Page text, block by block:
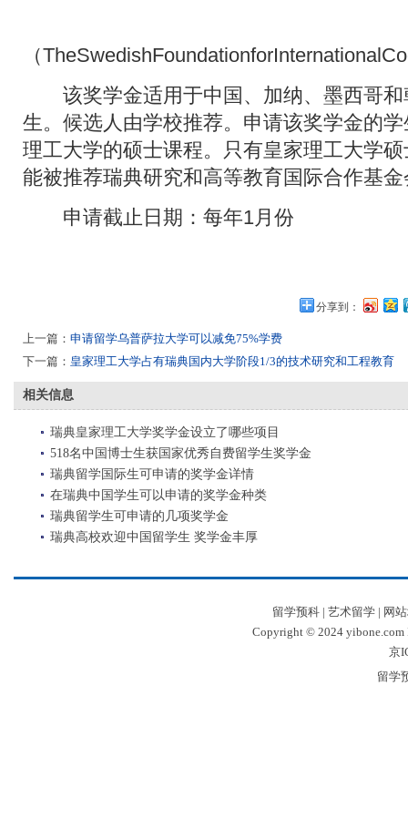
（
该奖学金适用于中国、加纳、墨西哥和
生。候选人由学校推荐。申请该奖学金的
理工大学的硕士课程。只有皇家理工大学
能被推荐瑞典研究和高等教育国际合作基
申请截止日期：每年1月份
分享到：
上一篇： 申请留学乌普萨拉大学可以减免75%学费
下一篇： 皇家理工大学占有瑞典国内大学阶段1/3的技术研究和工程教育
相关信息
瑞典皇家理工大学奖学金设立了哪些项目
518名中国博士生获国家优秀自费留学生奖学金
瑞典留学国际生可申请的奖学金详情
在瑞典中国学生可以申请的奖学金种类
瑞典留学生可申请的几项奖学金
瑞典高校欢迎中国留学生 奖学金丰厚
留学预科| 艺术留学| 网
Copyright © 2024 yibone.com
京
留学